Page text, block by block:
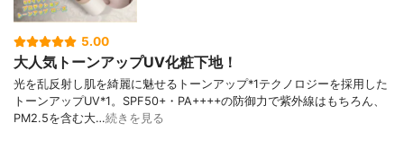
5.00
大人気トーンアップUV化粧下地！
光を乱反射し肌を綺麗に魅せるトーンアップ*1テクノロジーを採用した
トーンアップUV*1。SPF50+・PA++++の防御力で紫外線はもちろん、
PM2.5を含む大…続きを見る